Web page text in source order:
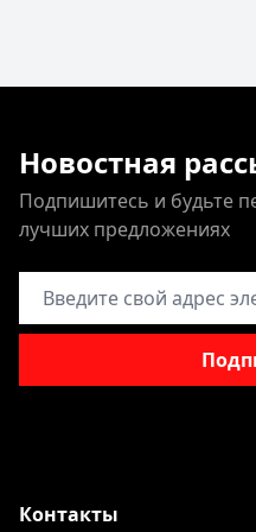
Новостная
Подпишитесь и будьте
лучших предложениях
Адрес электронной почты
Контакты